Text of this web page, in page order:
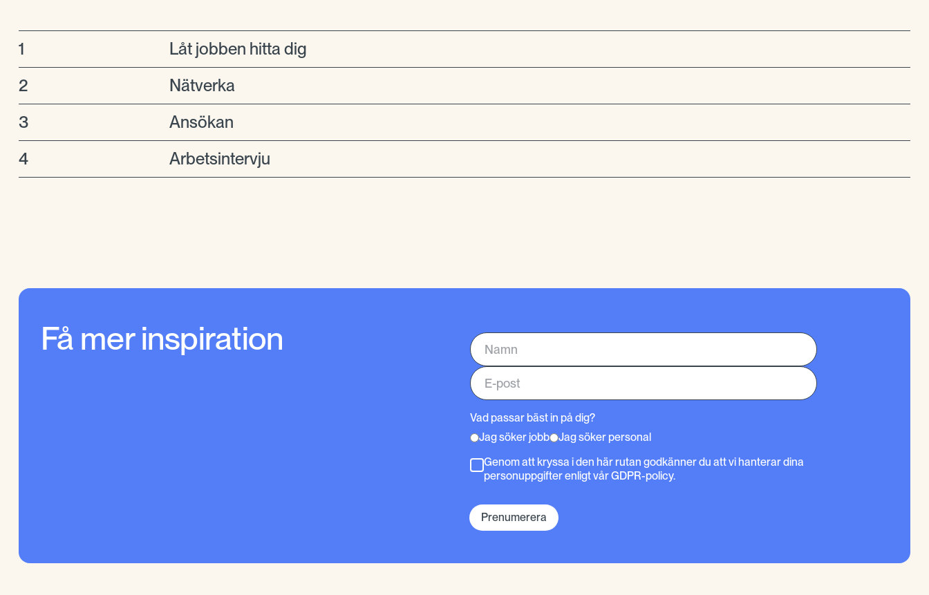
1
Låt jobben hitta dig
2
Nätverka
3
Ansökan
4
Arbetsintervju
Få mer inspiration
Vad passar bäst in på dig?
Jag söker jobb
Jag söker personal
Genom att kryssa i den här rutan godkänner du att vi hanterar dina
personuppgifter enligt vår GDPR-policy.
Prenumerera